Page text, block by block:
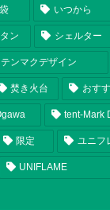
いつから
ン シェルター
テンマクデザイン
焚き火台 おす
tent-Mark
限定 ユニフ
UNIFLAME